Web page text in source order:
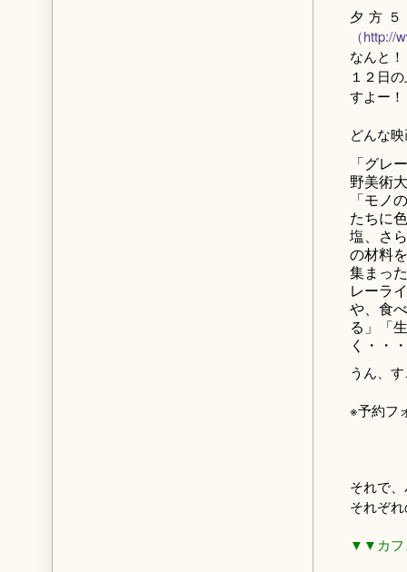
夕方
（http://
なんと
１２日
すよー
どんな
「グレ
野美術
「モノ
たちに
塩、さ
の材料
集まっ
レーラ
や、食
る」「
く・・・
うん、
※予約
それで
それぞ
▼▼カフ